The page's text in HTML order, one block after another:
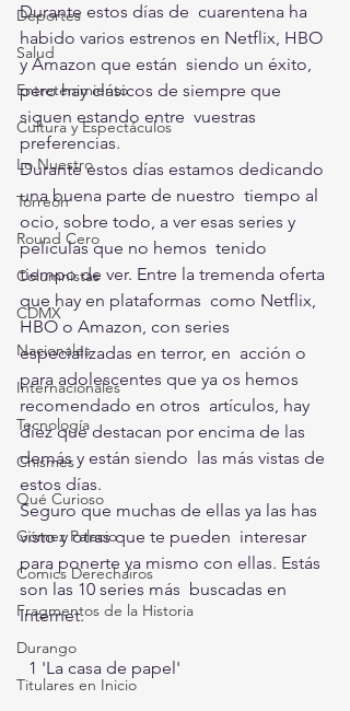
Deportes
Salud
Entretenimiento
Cultura y Espectáculos
Lo Nuestro
Torreón
Round Cero
Columnistas
CDMX
Nacionales
Internacionales
Tecnología
Chismes
Qué Curioso
Gómez Palacio
Comics Derechairos
Fragmentos de la Historia
Durango
Titulares en Inicio
Durante estos días de  cuarentena ha
habido varios estrenos en Netflix, HBO
y Amazon que están  siendo un éxito,
pero hay clásicos de siempre que
siguen estando entre  vuestras
preferencias.
Durante estos días estamos dedicando
una buena parte de nuestro  tiempo al
ocio, sobre todo, a ver esas series y
películas que no hemos  tenido
tiempo de ver. Entre la tremenda oferta
que hay en plataformas  como Netflix,
HBO o Amazon, con series
especializadas en terror, en  acción o
para adolescentes que ya os hemos
recomendado en otros  artículos, hay
diez que destacan por encima de las
demás y están siendo  las más vistas de
estos días.
Seguro que muchas de ellas ya las has
visto y otras que te pueden  interesar
para ponerte ya mismo con ellas. Estás
son las 10 series más  buscadas en
Internet.
  1 'La casa de papel'